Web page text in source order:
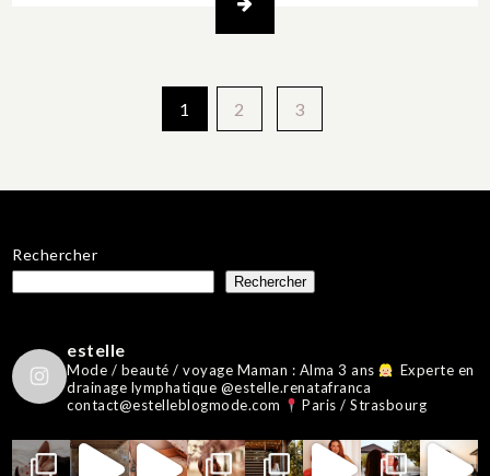
Pagination
publications
1 2 3
Rechercher
Rechercher
estelle
Mode / beauté / voyage Maman : Alma 3 ans
Experte en
drainage lymphatique @estelle.renatafranca
contact@estelleblogmode.com
Paris / Strasbourg